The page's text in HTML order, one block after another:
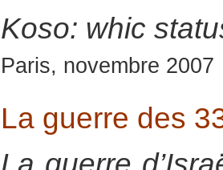
Koso: whic
Paris, novembre 2007
La guerre des